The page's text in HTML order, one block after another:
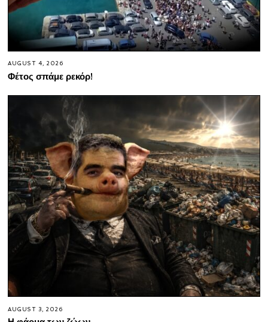
AUGUST 4, 2026
Φέτος σπάμε ρεκόρ!
AUGUST 3, 2026